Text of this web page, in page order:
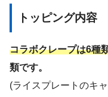
トッピング内容
コラボクレープは6種
類です。
(ライスプレートのキ